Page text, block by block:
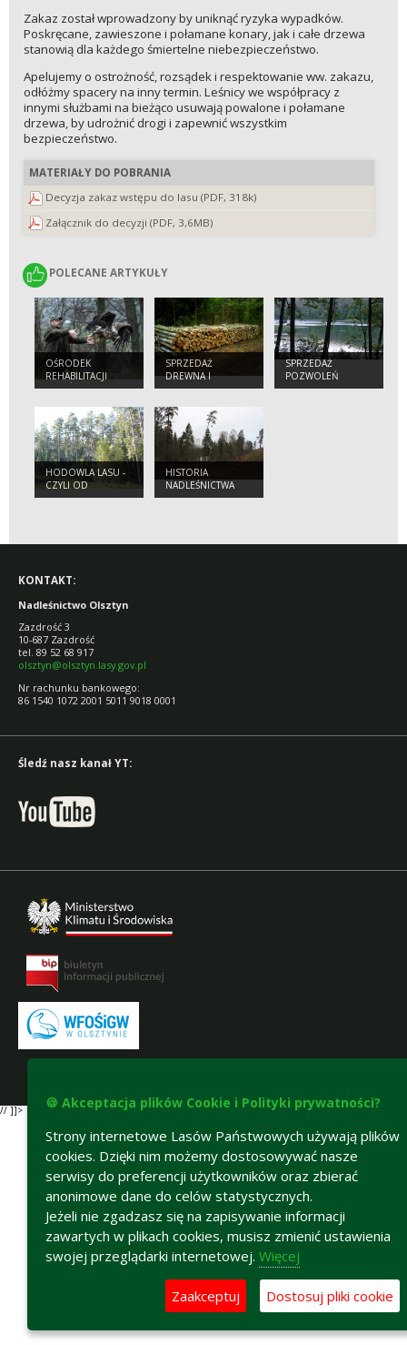
Zakaz został wprowadzony by uniknąć ryzyka wypadków.
Poskręcane, zawieszone i połamane konary, jak i całe drzewa
stanowią dla każdego śmiertelne niebezpieczeństwo.
Apelujemy o ostrożność, rozsądek i respektowanie ww. zakazu,
odłóżmy spacery na inny termin. Leśnicy we współpracy z
innymi służbami na bieżąco usuwają powalone i połamane
drzewa, by udrożnić drogi i zapewnić wszystkim
bezpieczeństwo.
MATERIAŁY DO POBRANIA
Decyzja zakaz wstępu do lasu (PDF, 318k)
Załącznik do decyzji (PDF, 3,6MB)
POLECANE ARTYKUŁY
POLECANE ARTYKUŁY
OŚRODEK
REHABILITACJI
PTAKÓW
LEŚNICTWIE
DĄBRÓWKA
SPRZEDAŻ
DREWNA I
CHOINEK
SPRZEDAŻ
POZWOLEŃ
WĘDKARSKICH
HODOWLA LASU -
CZYLI OD
NASIONKA DO
HISTORIA
NADLEŚNICTWA
KONTAKT:
Nadleśnictwo Olsztyn
Zazdrość 3
10-687 Zazdrość
tel. 89 52 68 917
olsztyn@olsztyn.lasy.gov.pl
Nr rachunku bankowego:
86 1540 1072 2001 5011 9018 0001
Śledź nasz kanał YT:
// ]]>
🍪 Akceptacja plików Cookie i Polityki prywatności?
Strony internetowe Lasów Państwowych używają plików
cookies. Dzięki nim możemy dostosowywać nasze
serwisy do preferencji użytkowników oraz zbierać
anonimowe dane do celów statystycznych.
Jeżeli nie zgadzasz się na zapisywanie informacji
zawartych w plikach cookies, musisz zmienić ustawienia
swojej przeglądarki internetowej. Więcej
Zaakceptuj Dostosuj pliki cookie